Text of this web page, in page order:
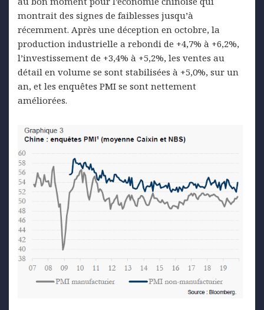
montrait des signes de faiblesses jusqu’à
récemment. Après une déception en octobre, la
production industrielle a rebondi de +4,7% à +6,2%,
l’investissement de +3,4% à +5,2%, les ventes au
détail en volume se sont stabilisées à +5,0%, sur un
an, et les enquêtes PMI se sont nettement
améliorées.